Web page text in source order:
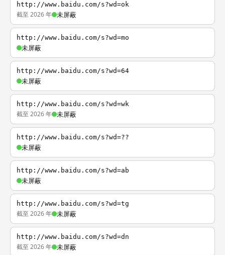
http://www.baidu.com/s?wd=ok
截至 2026 年 未屏蔽
http://www.baidu.com/s?wd=mo
未屏蔽
http://www.baidu.com/s?wd=64
未屏蔽
http://www.baidu.com/s?wd=wk
截至 2026 年 未屏蔽
http://www.baidu.com/s?wd=??
未屏蔽
http://www.baidu.com/s?wd=ab
未屏蔽
http://www.baidu.com/s?wd=tg
截至 2026 年 未屏蔽
http://www.baidu.com/s?wd=dn
截至 2026 年 未屏蔽